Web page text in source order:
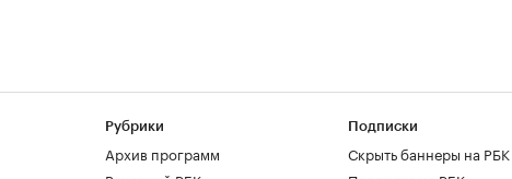
Рубрики
Архив программ
Подписки
Скрыть баннеры на РБК